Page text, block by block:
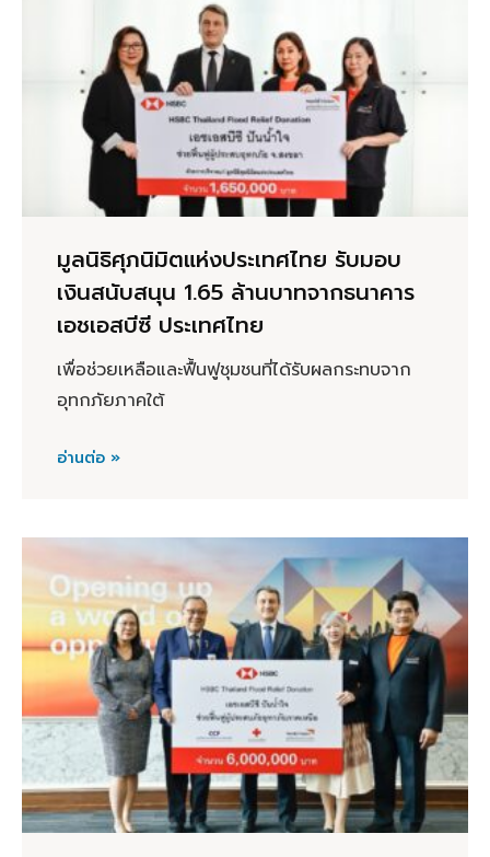
มูลนิธิศุภนิมิตแห่งประเทศไทย รับมอบ
เงินสนับสนุน 1.65 ล้านบาทจากธนาคาร
เอชเอสบีซี ประเทศไทย
เพื่อช่วยเหลือและฟื้นฟูชุมชนที่ได้รับผลกระทบจาก
อุทกภัยภาคใต้
อ่านต่อ »